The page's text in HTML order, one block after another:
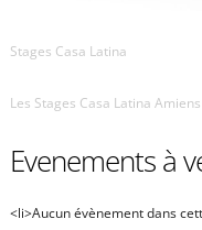
Stages Casa Latina
Les Stages Casa Latina Amiens
Evenements à
<li>Aucun évènement dans